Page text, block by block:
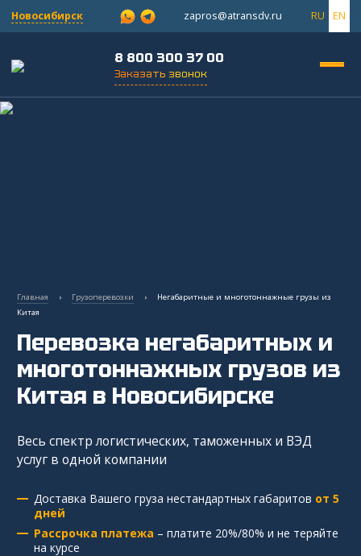
Новосибирск zapros@atransdv.ru RU EN
8 800 300 37 00
Заказать звонок
Контейнерные перевозки из Китая
Морские грузоперевозки из Китая
Негабаритные и многотоннажные грузы
из Китая
Сборные грузы из Китая
Поиск поставщика в Китае
Таможенное оформление
Главная › Грузоперевозки ›
Негабаритные и многотоннажные грузы из
Китая
Перевозка негабаритных и
многотоннажных грузов из
Китая в Новосибирске
Весь спектр логистических, таможенных и ВЭД
услуг в одной компании
Доставка Вашего груза нестандартных габаритов от 5
дней
Рассрочка платежа – платите 20%/80% и не теряйте
на курсе